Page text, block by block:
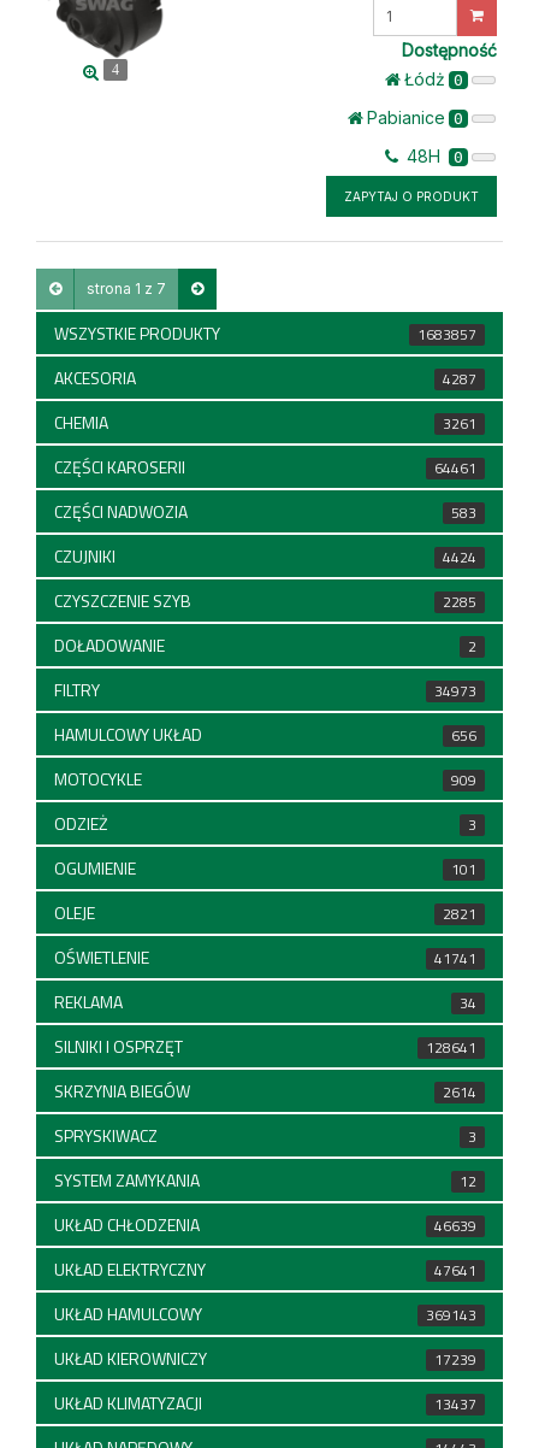
4
Wprowadź
ilość
Dostępność
Łódż 0
Pabianice 0
48H 0
ZAPYTAJ O PRODUKT
strona 1 z 7
WSZYSTKIE PRODUKTY 1683857
AKCESORIA 4287
CHEMIA 3261
CZĘŚCI KAROSERII 64461
CZĘŚCI NADWOZIA 583
CZUJNIKI 4424
CZYSZCZENIE SZYB 2285
DOŁADOWANIE 2
FILTRY 34973
HAMULCOWY UKŁAD 656
MOTOCYKLE 909
ODZIEŻ 3
OGUMIENIE 101
OLEJE 2821
OŚWIETLENIE 41741
REKLAMA 34
SILNIKI I OSPRZĘT 128641
SKRZYNIA BIEGÓW 2614
SPRYSKIWACZ 3
SYSTEM ZAMYKANIA 12
UKŁAD CHŁODZENIA 46639
UKŁAD ELEKTRYCZNY 47641
UKŁAD HAMULCOWY 369143
UKŁAD KIEROWNICZY 17239
UKŁAD KLIMATYZACJI 13437